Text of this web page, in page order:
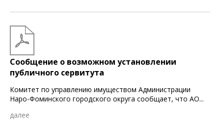
Сообщение о возможном установлении
публичного сервитута
Комитет по управлению имуществом Администрации
Наро-Фоминского городского округа сообщает, что АО...
далее